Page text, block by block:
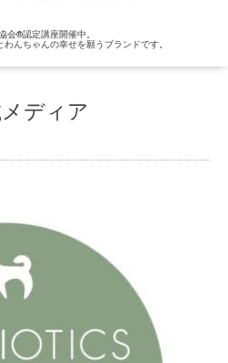
会®︎認定講座開催中。
んちゃんの幸せを願うブランドです。
ディア